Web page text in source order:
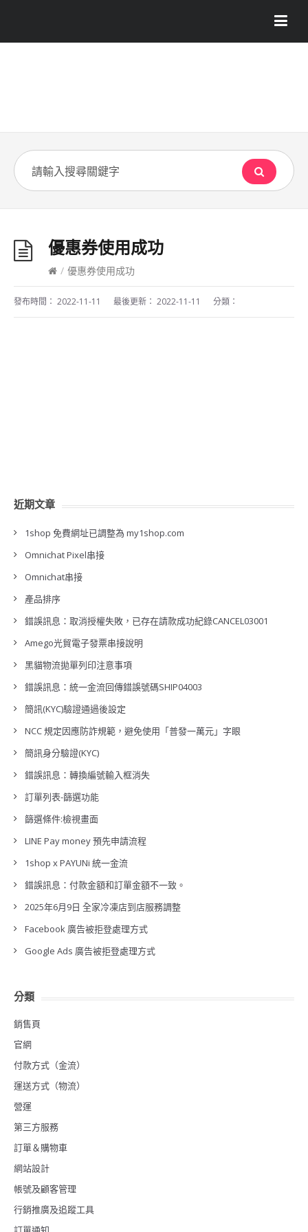
優惠券使用成功
/ 優惠券使用成功
發布時間： 2022-11-11 最後更新： 2022-11-11 分類：
近期文章
1shop 免費網址已調整為 my1shop.com
Omnichat Pixel串接
Omnichat串接
產品排序
錯誤訊息：取消授權失敗，已存在請款成功紀錄CANCEL03001
Amego光貿電子發票串接說明
黑貓物流拋單列印注意事項
錯誤訊息：統一金流回傳錯誤號碼SHIP04003
簡訊(KYC)驗證通過後設定
NCC 規定因應防詐規範，避免使用「普發一萬元」字眼
簡訊身分驗證(KYC)
錯誤訊息：轉換編號輸入框消失
訂單列表-篩選功能
篩選條件:檢視畫面
LINE Pay money 預先申請流程
1shop x PAYUNi 統一金流
錯誤訊息：付款金額和訂單金額不一致。
2025年6月9日 全家冷凍店到店服務調整
Facebook 廣告被拒登處理方式
Google Ads 廣告被拒登處理方式
分類
銷售頁
官網
付款方式（金流）
運送方式（物流）
營運
第三方服務
訂單＆購物車
網站設計
帳號及顧客管理
行銷推廣及追蹤工具